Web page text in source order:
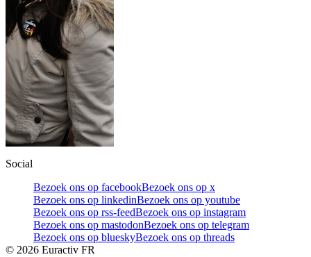
Social
Bezoek ons op facebookBezoek ons op x
Bezoek ons op linkedinBezoek ons op youtube
Bezoek ons op rss-feedBezoek ons op instagram
Bezoek ons op mastodonBezoek ons op telegram
Bezoek ons op blueskyBezoek ons op threads
© 2026 Euractiv FR